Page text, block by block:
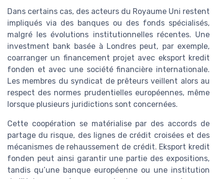
Dans certains cas, des acteurs du Royaume Uni restent
impliqués via des banques ou des fonds spécialisés,
malgré les évolutions institutionnelles récentes. Une
investment bank basée à Londres peut, par exemple,
coarranger un financement projet avec eksport kredit
fonden et avec une société financière internationale.
Les membres du syndicat de prêteurs veillent alors au
respect des normes prudentielles européennes, même
lorsque plusieurs juridictions sont concernées.
Cette coopération se matérialise par des accords de
partage du risque, des lignes de crédit croisées et des
mécanismes de rehaussement de crédit. Eksport kredit
fonden peut ainsi garantir une partie des expositions,
tandis qu’une banque européenne ou une institution